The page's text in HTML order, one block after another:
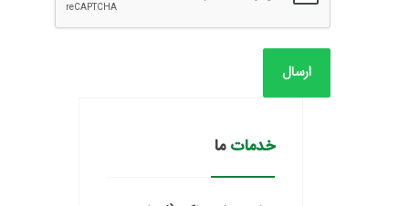
ارسال
خدماتما